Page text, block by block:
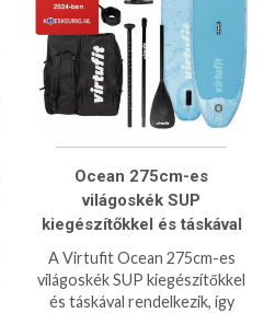
Ocean 275cm-es
világoskék SUP
kiegészítőkkel és táskával
A Virtufit Ocean 275cm-es
világoskék SUP kiegészítőkkel
és táskával rendelkezik, így